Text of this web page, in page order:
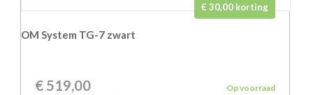
OM System TG-7 zwart
€ 30,00 korting
€ 519,00
Op voorraad